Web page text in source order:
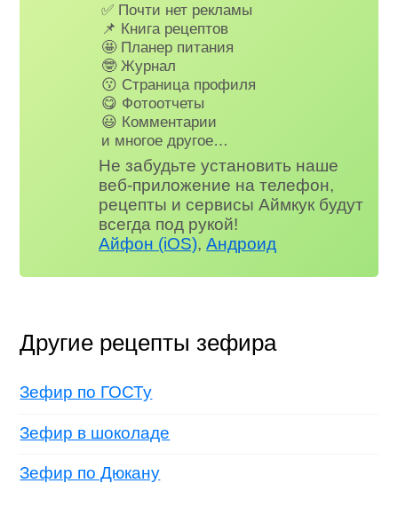
✅ Почти нет рекламы
📌 Книга рецептов
🤩 Планер питания
🤓 Журнал
😗 Страница профиля
😋 Фотоотчеты
😃 Комментарии
и многое другое…
Не забудьте установить наше
веб-приложение на телефон,
рецепты и сервисы Аймкук будут
всегда под рукой!
Айфон (iOS),Андроид
Другие рецепты зефира
Зефир по ГОСТу
Зефир в шоколаде
Зефир по Дюкану